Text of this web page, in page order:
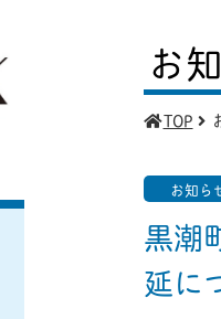
お
TOP
お知ら
黒潮
延に